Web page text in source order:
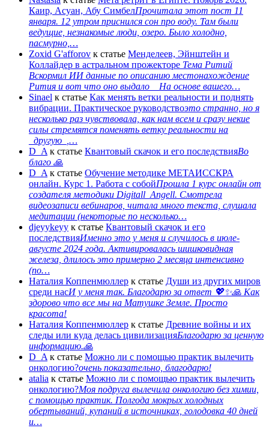
Каир, Асуан, Абу СимбелПрочитала этот пост 11
января. 12 утром приснился сон про воду. Там были
ведущие, незнакомые люди, озеро. Было холодно,
пасмурно,…
Zoxid G'afforov к статье Менделеев, Эйнштейн и
Коллайдер в астральном прожекторе Тема Ритий
Вскормил ИИ данные по описанию местонахождение
Рития и вот что оно выдало На основе вашего…
Sinael к статье Как менять ветки реальности и поднять
вибрации. Практическое руководствоэто странно, но я
несколько раз чувствовала, как нам всем и сразу некие
силы стремятся поменять ветку реальности на
_другую_,…
D_A к статье Квантовый скачок и его последствияВо
благо 🙏
D_A к статье Обучение методике МЕТАИССКРА
онлайн. Курс 1. Работа с собойПрошла 1 курс онлайн от
создателя методики Digitall_Angell. Смотрела
видеозаписи вебинаров, читала много текста, слушала
медитации (некоторые по несколько…
djeyykeyy к статье Квантовый скачок и его
последствияИменно это у меня и случилось в июле-
августе 2024 года. Активировалась шишковидная
железа, длилось это примерно 2 месяца интенсивно
(по…
Наталия Коппенмюллер к статье Души из других миров
среди насИ у меня так. Благодарю за ответ 💖✨️🙏 Как
здорово что все мы на Матушке Земле. Просто
красота!
Наталия Коппенмюллер к статье Древние войны и их
следы или куда делась цивилизацияБлагодарю за ценную
информацию.🙏
D_A к статье Можно ли с помощью практик вылечить
онкологию?очень показательно, благодарю!
atalia к статье Можно ли с помощью практик вылечить
онкологию?Моя подруга вылечила онкологию без химии,
с помощью практик. Полгода мокрых холодных
обертываний, купаний в источниках, голодовка 40 дней
и…